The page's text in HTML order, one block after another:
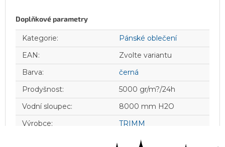
Doplňkové parametry
Kategorie:
Pánské oblečení
EAN:
Zvolte variantu
Barva:
černá
Prodyšnost:
5000 gr/m?/24h
Vodní sloupec:
8000 mm H2O
Výrobce: TRIMM